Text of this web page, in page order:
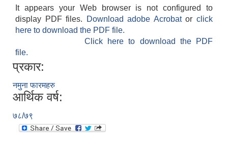
It appears your Web browser is not configured to
display PDF files.
Download adobe Acrobatorclick
here to download the PDF file.
Click here to download the PDF
file.
प्रकार:
नमुना फारमहरु
आर्थिक वर्ष:
७८/७९